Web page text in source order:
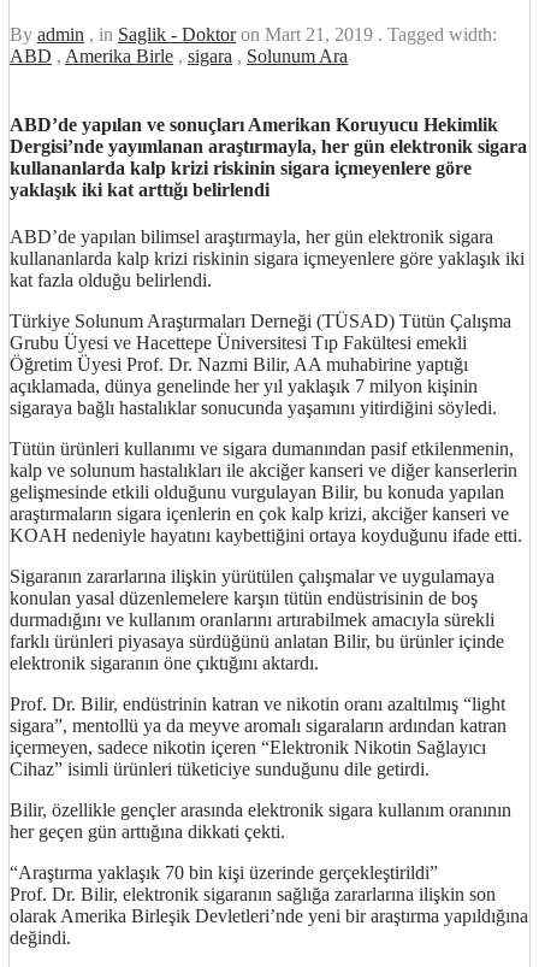
By admin , in Saglik - Doktoron Mart 21, 2019 . Tagged width:
ABD , Amerika Birle , sigara , Solunum Ara
ABD’de yapılan ve sonuçları Amerikan Koruyucu Hekimlik
Dergisi’nde yayımlanan araştırmayla, her gün elektronik sigara
kullananlarda kalp krizi riskinin sigara içmeyenlere göre
yaklaşık iki kat arttığı belirlendi
ABD’de yapılan bilimsel araştırmayla, her gün elektronik sigara
kullananlarda kalp krizi riskinin sigara içmeyenlere göre yaklaşık iki
kat fazla olduğu belirlendi.
Türkiye Solunum Araştırmaları Derneği (TÜSAD) Tütün Çalışma
Grubu Üyesi ve Hacettepe Üniversitesi Tıp Fakültesi emekli
Öğretim Üyesi Prof. Dr. Nazmi Bilir, AA muhabirine yaptığı
açıklamada, dünya genelinde her yıl yaklaşık 7 milyon kişinin
sigaraya bağlı hastalıklar sonucunda yaşamını yitirdiğini söyledi.
Tütün ürünleri kullanımı ve sigara dumanından pasif etkilenmenin,
kalp ve solunum hastalıkları ile akciğer kanseri ve diğer kanserlerin
gelişmesinde etkili olduğunu vurgulayan Bilir, bu konuda yapılan
araştırmaların sigara içenlerin en çok kalp krizi, akciğer kanseri ve
KOAH nedeniyle hayatını kaybettiğini ortaya koyduğunu ifade etti.
Sigaranın zararlarına ilişkin yürütülen çalışmalar ve uygulamaya
konulan yasal düzenlemelere karşın tütün endüstrisinin de boş
durmadığını ve kullanım oranlarını artırabilmek amacıyla sürekli
farklı ürünleri piyasaya sürdüğünü anlatan Bilir, bu ürünler içinde
elektronik sigaranın öne çıktığını aktardı.
Prof. Dr. Bilir, endüstrinin katran ve nikotin oranı azaltılmış “light
sigara”, mentollü ya da meyve aromalı sigaraların ardından katran
içermeyen, sadece nikotin içeren “Elektronik Nikotin Sağlayıcı
Cihaz” isimli ürünleri tüketiciye sunduğunu dile getirdi.
Bilir, özellikle gençler arasında elektronik sigara kullanım oranının
her geçen gün arttığına dikkati çekti.
“Araştırma yaklaşık 70 bin kişi üzerinde gerçekleştirildi”
Prof. Dr. Bilir, elektronik sigaranın sağlığa zararlarına ilişkin son
olarak Amerika Birleşik Devletleri’nde yeni bir araştırma yapıldığına
değindi.